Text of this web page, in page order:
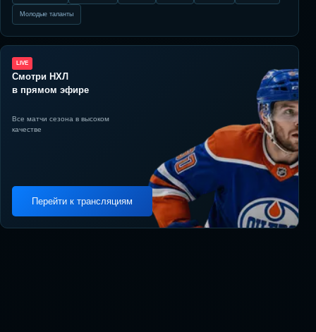
Молодые таланты
LIVE
Смотри НХЛ
в прямом эфире
Все матчи сезона в высоком
качестве
Перейти к трансляциям